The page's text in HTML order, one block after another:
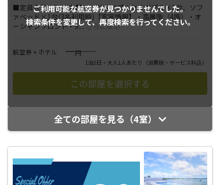
ご利用可能な航空券が見つかりませんでした。
検索条件を変更して、再度検索を行ってください。
■定員人数：1～3名■ベッドタイプ：セミダブル×2台、ソフ
ァベッド×1台(3名利用時)【客室情報】・高層階（4階）・オ
ーシャンフロント・9.... さらに表示
航空券 + ホテル ――――円
1泊2日・大人1人あたり （消費税・サービス料込）
全ての部屋を見る（4室）